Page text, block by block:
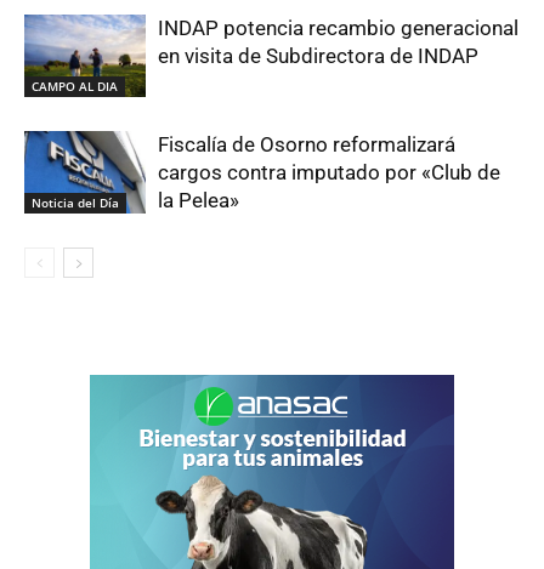
CAMPO AL DIA
INDAP potencia recambio generacional
en visita de Subdirectora de INDAP
Noticia del Día
Fiscalía de Osorno reformalizará
cargos contra imputado por «Club de
la Pelea»